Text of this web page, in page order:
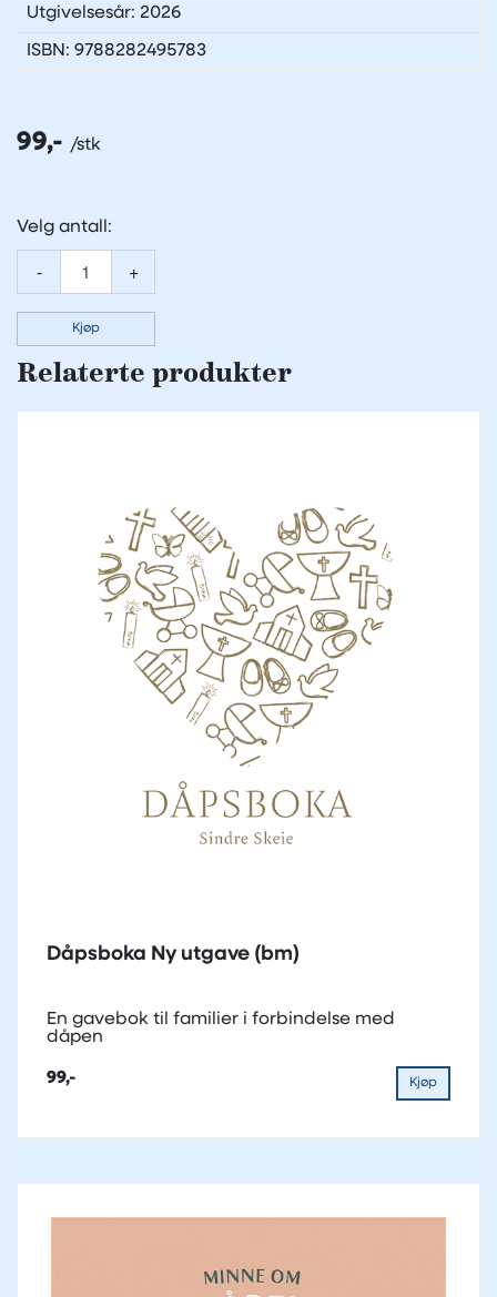
Utgivelsesår: 2026
ISBN: 9788282495783
99,-
Velg antall:
- +
Kjøp
Relaterte produkter
Dåpsboka Ny utgave (bm)
En gavebok til familier i forbindelse med
dåpen
99,- Kjøp